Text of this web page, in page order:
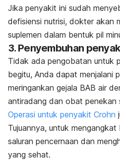
Jika penyakit ini sudah
defisiensi nutrisi, dokter akan
suplemen dalam bentuk pil
3. Penyembuhan
Tidak ada pengobatan untuk
begitu, Anda dapat menjalani
meringankan gejala BAB air
antiradang dan obat penekan
Operasi untuk penyakit Crohn
Tujuannya, untuk
saluran pencernaan dan
yang sehat.